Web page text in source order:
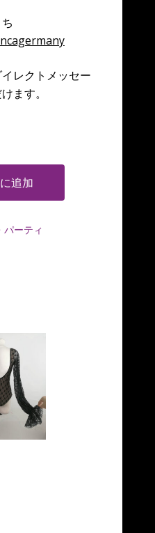
レクトメッセー
ます。
追加
パーティ